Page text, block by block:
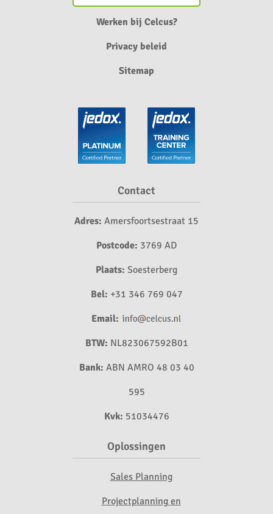
Werken bij Celcus?
Privacy beleid
Sitemap
Contact
Adres: Amersfoortsestraat 15
Postcode: 3769 AD
Plaats: Soesterberg
Bel: +31 346 769 047
Email:
BTW: NL823067592B01
Bank: ABN AMRO 48 03 40
595
Kvk: 51034476
Oplossingen
Sales Planning
Projectplanning en